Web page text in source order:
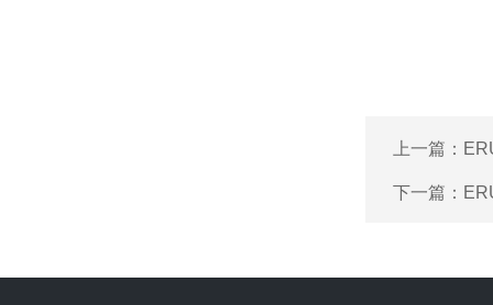
上一篇：
下一篇：